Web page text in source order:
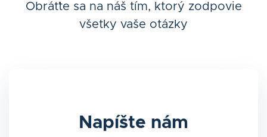
Obráťte sa na náš tím, ktorý zodpovie
všetky vaše otázky
Napíšte nám